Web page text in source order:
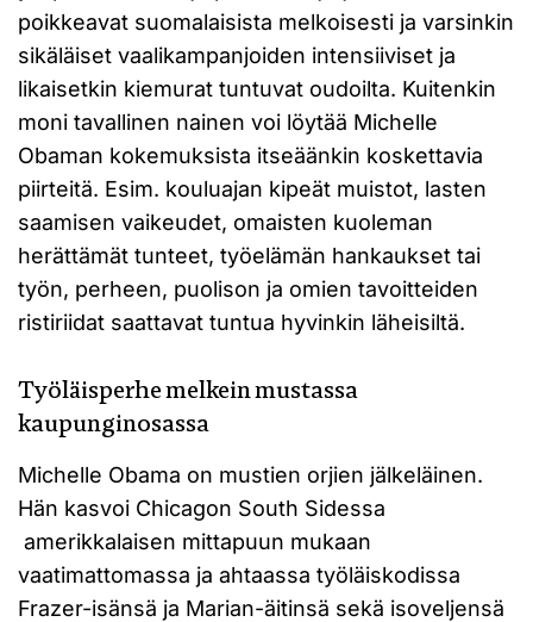
poikkeavat suomalaisista melkoisesti ja varsinkin
sikäläiset vaalikampanjoiden intensiiviset ja
likaisetkin kiemurat tuntuvat oudoilta. Kuitenkin
moni tavallinen nainen voi löytää Michelle
Obaman kokemuksista itseäänkin koskettavia
piirteitä. Esim. kouluajan kipeät muistot, lasten
saamisen vaikeudet, omaisten kuoleman
herättämät tunteet, työelämän hankaukset tai
työn, perheen, puolison ja omien tavoitteiden
ristiriidat saattavat tuntua hyvinkin läheisiltä.
Työläisperhe melkein mustassa
kaupunginosassa
Michelle Obama on mustien orjien jälkeläinen.
Hän kasvoi Chicagon South Sidessa
amerikkalaisen mittapuun mukaan
vaatimattomassa ja ahtaassa työläiskodissa
Frazer-isänsä ja Marian-äitinsä sekä isoveljensä